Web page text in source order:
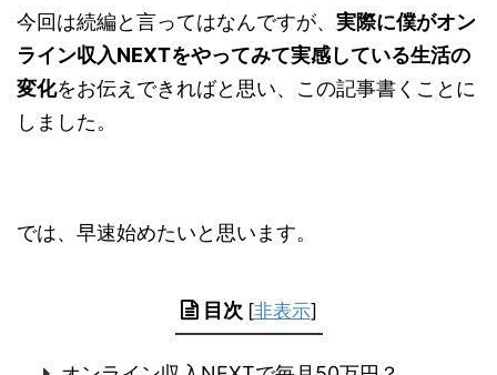
今回は続編と言ってはなんですが、 実際に僕がオン
ライン収入NEXTをやってみて実感している生活の
変化をお伝えできればと思い、この記事書くことに
しました。
では、早速始めたいと思います。
目次 [非表示]